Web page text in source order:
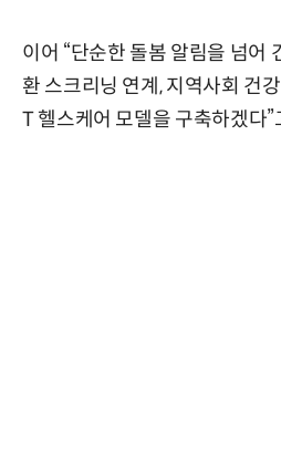
이어 “단순한 돌봄 알림을 넘어
환 스크리닝 연계, 지역사회 건
T 헬스케어 모델을 구축하겠다”